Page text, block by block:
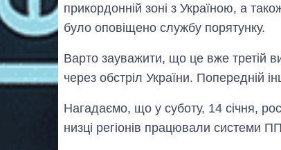
прикордонній зоні з Україною, а
було оповіщено службу порятунку.
Варто зауважити, що це вже третій
через обстріл України. Попередній
Нагадаємо, що у суботу, 14 січня,
низці регіонів працювали системи